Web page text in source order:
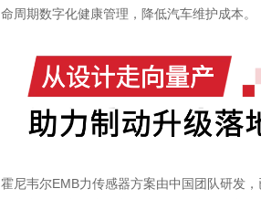
命周期数字化健康管理，降低汽车维护成本。
霍尼韦尔EMB力传感器方案由中国团队研发